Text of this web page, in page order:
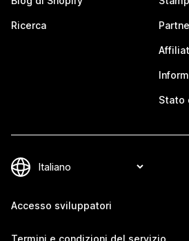
Ricerca
Stato
Accesso sviluppatori